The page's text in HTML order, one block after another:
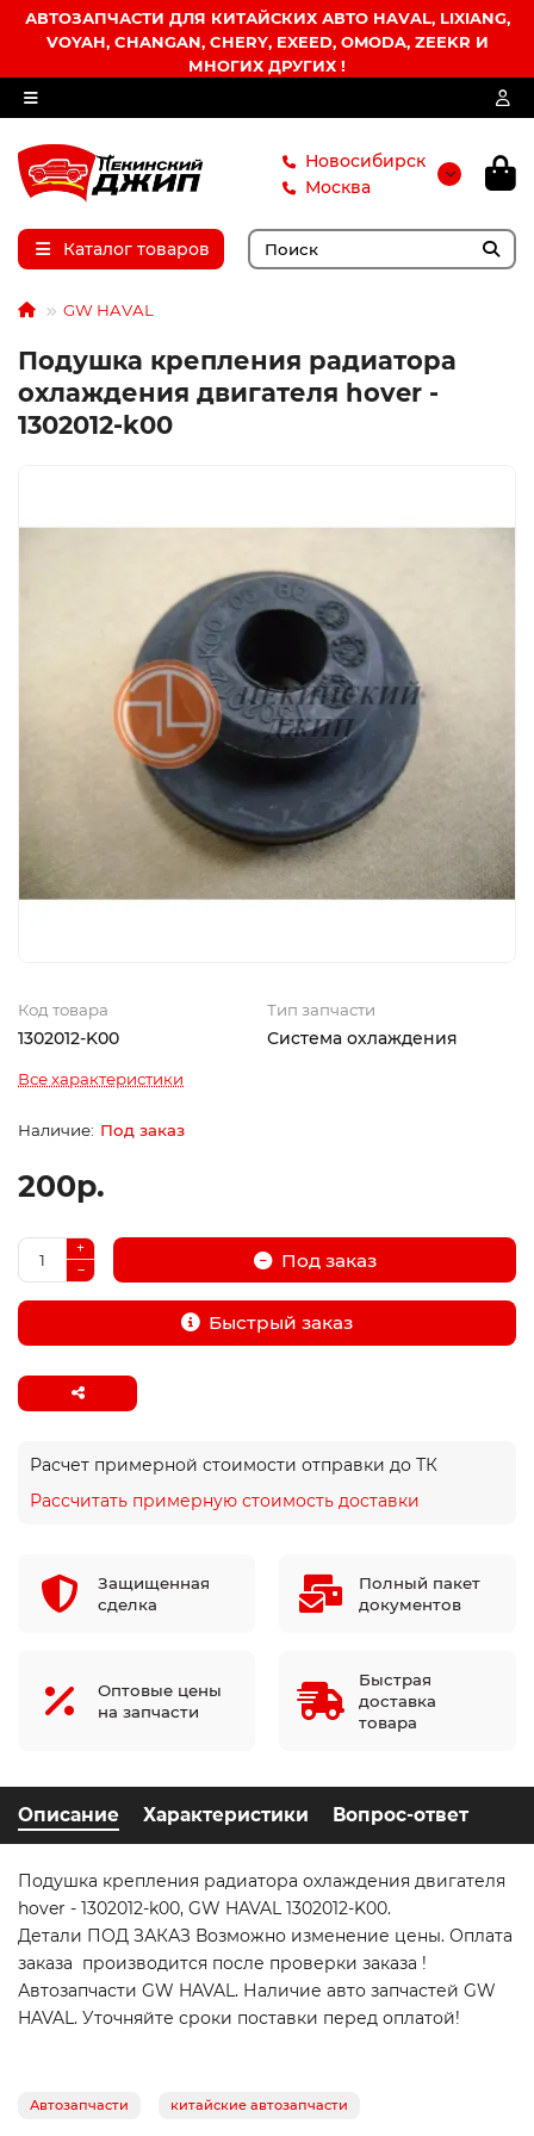
АВТОЗАПЧАСТИ ДЛЯ КИТАЙСКИХ АВТО HAVAL, LIXIANG,
VOYAH, CHANGAN, CHERY, EXEED, OMODA, ZEEKR И
МНОГИХ ДРУГИХ !
Новосибирск
Москва
Каталог товаров
GW HAVAL
Подушка крепления радиатора
охлаждения двигателя hover -
1302012-k00
Код товара
1302012-K00
Тип запчасти
Система охлаждения
Все характеристики
Под заказ
200р.
Под заказ
Быстрый заказ
Расчет примерной стоимости отправки до ТК
Рассчитать примерную стоимость доставки
Защищенная
сделка
Полный пакет
документов
Оптовые цены
на запчасти
Быстрая
доставка
товара
Описание Характеристики Вопрос-ответ
Подушка крепления радиатора охлаждения двигателя
hover - 1302012-k00, GW HAVAL 1302012-K00.
Детали ПОД ЗАКАЗ Возможно изменение цены. Оплата
заказа производится после проверки заказа !
Автозапчасти GW HAVAL. Наличие авто запчастей GW
HAVAL. Уточняйте сроки поставки перед оплатой!
Автозапчасти китайские автозапчасти